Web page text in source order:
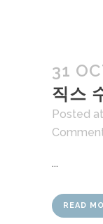
31
직스
Posted
...
READ